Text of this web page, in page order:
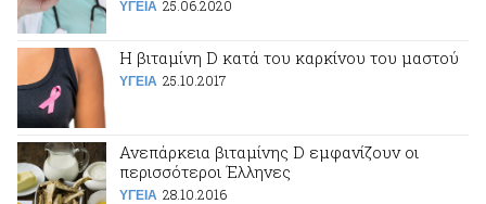
ΥΓΕΙΑ 25.06.2020
Η βιταμίνη D κατά του καρκίνου του μαστού
ΥΓΕΙΑ 25.10.2017
Ανεπάρκεια βιταμίνης D εμφανίζουν οι
περισσότεροι Έλληνες
ΥΓΕΙΑ 28.10.2016